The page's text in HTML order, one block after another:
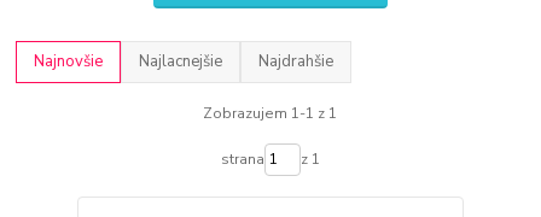
Najnovšie Najlacnejšie Najdrahšie
Zobrazujem 1-1 z 1
strana z 1